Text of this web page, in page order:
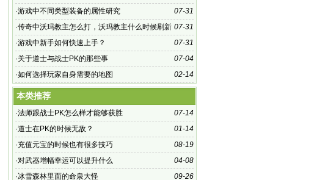
07-31
·游戏中不同类型装备的属性研究
07-31
·传奇中沃玛教主怎么打，沃玛教主什么时候刷新
07-31
·游戏中新手如何快速上手？
07-04
·关于道士与战士PK的那些事
02-14
·如何选择玩家自身需要的地图
本类推荐
07-14
·法师跟战士PK怎么样才能够获胜
01-14
·道士在PK的时候无敌？
08-19
·充值元宝的时候也有很多技巧
04-08
·对武器增幅幸运可以提升什么
09-26
·冰雪森林里面的命泉大怪